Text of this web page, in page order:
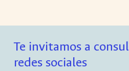
Te invitamos a
redes sociales